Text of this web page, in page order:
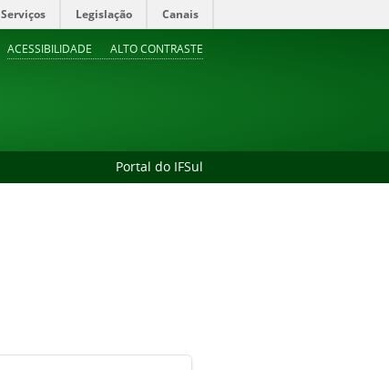
Serviços Legislação Canais
ACESSIBILIDADE ALTO CONTRASTE
Portal do IFSul